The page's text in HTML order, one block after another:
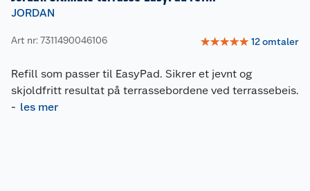
JORDAN
Art nr: 7311490046106 ☆☆☆☆☆ 12omtaler
Refill som passer til EasyPad. Sikrer et jevnt og
skjoldfritt resultat på terrassebordene ved terrassebeis.
- les mer